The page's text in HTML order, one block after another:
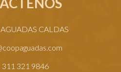
CALDAS
311 321 9846